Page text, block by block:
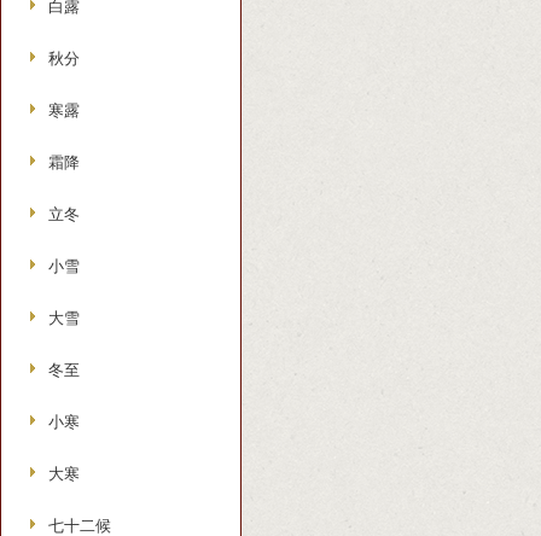
白露
秋分
寒露
霜降
立冬
小雪
大雪
冬至
小寒
大寒
七十二候